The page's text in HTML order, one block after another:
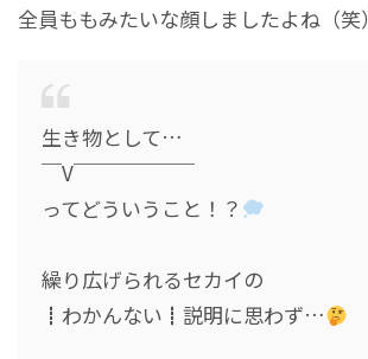
全員ももみたいな顔しましたよね（笑）
生き物として…
￣V￣￣￣￣￣￣
ってどういうこと！？
繰り広げられるセカイの
┋わかんない┋説明に思わず…